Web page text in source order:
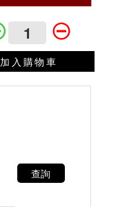
加入購物車
查詢